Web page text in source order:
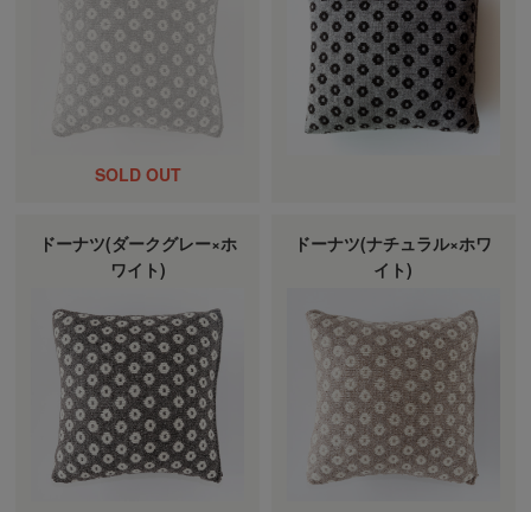
ドーナツ(ダークグレー×ホ
ワイト)
ドーナツ(ナチュラル×ホワ
イト)